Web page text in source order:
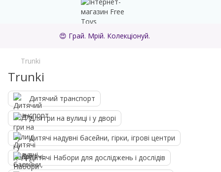
😍 Грай. Мрій. Колекціонуй.
Trunki
Trunki
Дитячий транспорт
Для гри на вулиці і у дворі
Дитячі надувні басейни, гірки, ігрові центри
Дитячі Набори для досліджень і дослідів